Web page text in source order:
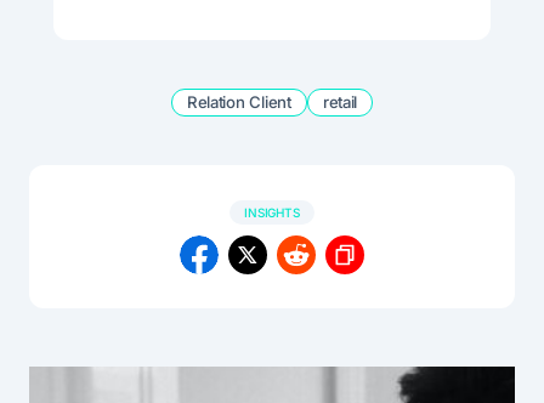
Relation Client retail
INSIGHTS